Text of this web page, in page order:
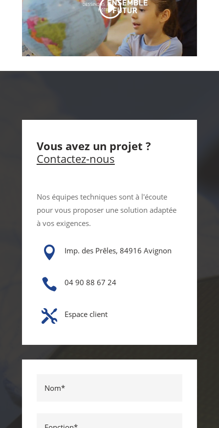
Vous avez un projet ?
Contactez-nous
Nos équipes techniques sont à l'écoute
pour vous proposer une solution adaptée
à vos exigences.
 Imp. des Prêles, 84916 Avignon
 04 90 88 67 24
 Espace client